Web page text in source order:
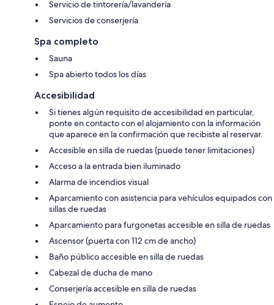
Servicio de tintorería/lavandería
Servicios de conserjería
Spa completo
Sauna
Spa abierto todos los días
Accesibilidad
Si tienes algún requisito de accesibilidad en particular,
ponte en contacto con el alojamiento con la información
que aparece en la confirmación que recibiste al reservar.
Accesible en silla de ruedas (puede tener limitaciones)
Acceso a la entrada bien iluminado
Alarma de incendios visual
Aparcamiento con asistencia para vehículos equipados con
sillas de ruedas
Aparcamiento para furgonetas accesible en silla de ruedas
Ascensor (puerta con 112 cm de ancho)
Baño público accesible en silla de ruedas
Cabezal de ducha de mano
Conserjería accesible en silla de ruedas